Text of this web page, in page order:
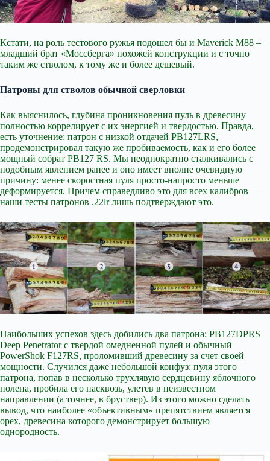
Кстати, на роль тестового ружья подошел бы и Maverick M88 –
младший брат «Моссберга» похожей конструкции и с точно
таким же стволом, к тому же и более дешевый.
Патроны для стволов обычной сверловки
Как выяснилось, глубина проникновения пуль в древесину
полностью коррелирует с их энергией и твердостью. Правда,
есть уточнение: патрон с низкой отдачей PB127LRS,
продемонстрировал такую же пробиваемость, как и его более
мощный собрат PB127 RS. Мы неоднократно сталкивались с
подобным явлением ранее и оно имеет вполне очевидную
причину: менее скоростная пуля просто-напросто меньше
деформируется. Причем справедливо это для всех калибров —
наши тесты патронов .22lr лишь подтверждают это.
Наибольших успехов здесь добились два патрона: PB127DPRS
Deep Penetrator с твердой омедненной пулей и обычный
PowerShok F127RS, проломивший древесину за счет своей
мощности. Случился даже небольшой конфуз: пуля этого
патрона, попав в несколько трухлявую сердцевину яблочного
полена, пробила его насквозь, улетев в неизвестном
направлении (а точнее, в бруствер). Из этого можно сделать
вывод, что наиболее «объективным» препятствием является
орех, древесина которого демонстрирует большую
однородность.